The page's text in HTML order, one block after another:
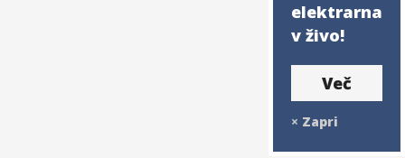
elektrarna
v živo!
Več
× Zapri